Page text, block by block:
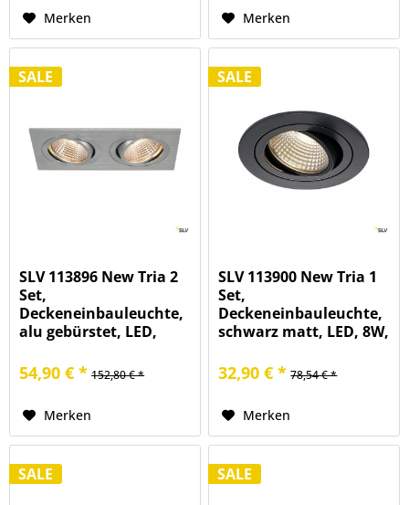
Merken Merken
SALE
SLV 113896 New Tria 2
Set,
Deckeneinbauleuchte,
alu gebürstet, LED,
54,90 € * 152,80 € *
Merken
SALE
SLV 113900 New Tria 1
Set,
Deckeneinbauleuchte,
schwarz matt, LED, 8W,
32,90 € * 78,54 € *
Merken
SALE SALE